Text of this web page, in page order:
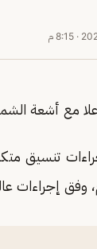
· 8:15 م
مع أشعة
تنسيق
وفق إجراءات